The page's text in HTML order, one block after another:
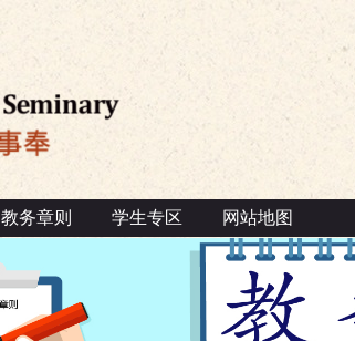
教务章则 学生专区 网站地图